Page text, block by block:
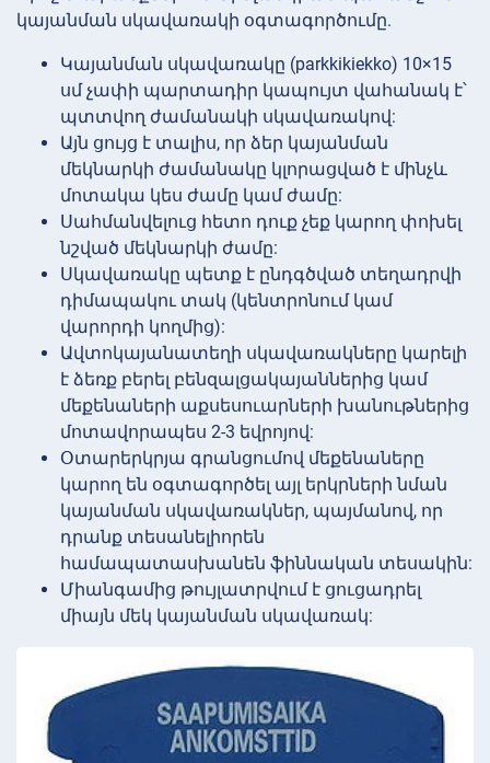
կայանման սկավառակի օգտագործումը.
Կայանման սկավառակը (parkkikiekko) 10×15
սմ չափի պարտադիր կապույտ վահանակ է՝
պտտվող ժամանակի սկավառակով:
Այն ցույց է տալիս, որ ձեր կայանման
մեկնարկի ժամանակը կլորացված է մինչև
մոտակա կես ժամը կամ ժամը:
Սահմանվելուց հետո դուք չեք կարող փոխել
նշված մեկնարկի ժամը:
Սկավառակը պետք է ընդգծված տեղադրվի
դիմապակու տակ (կենտրոնում կամ
վարորդի կողմից):
Ավտոկայանատեղի սկավառակները կարելի
է ձեռք բերել բենզալցակայաններից կամ
մեքենաների աքսեսուարների խանութներից
մոտավորապես 2-3 եվրոյով:
Օտարերկրյա գրանցումով մեքենաները
կարող են օգտագործել այլ երկրների նման
կայանման սկավառակներ, պայմանով, որ
դրանք տեսանելիորեն
համապատասխանեն ֆիննական տեսակին:
Միանգամից թույլատրվում է ցուցադրել
միայն մեկ կայանման սկավառակ: